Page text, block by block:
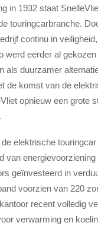
in 1932 staat
touringcarbranche.
continu in
werd eerder al
als duurzamer
de komst van de
opnieuw een grote
elektrische
van
geïnvesteerd in
voorzien van 220
recent volledig
verwarming en